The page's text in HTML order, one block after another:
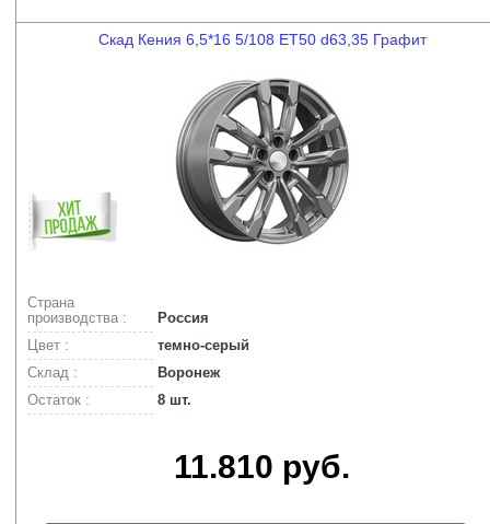
Скад Кения 6,5*16 5/108 ET50 d63,35 Графит
Страна
производства :
Россия
Цвет :
темно-серый
Склад :
Воронеж
Остаток :
8 шт.
11.810 руб.